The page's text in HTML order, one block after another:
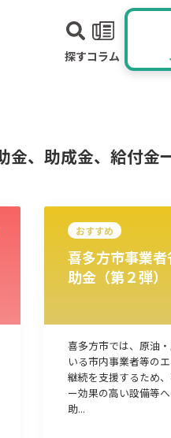
探すコラム
宿泊･旅館業 その他
産 起業・創業 事業承継
金、助成金、給付金
おすすめ
喜多方市事業
助金（第２弾）
喜多方市では、原油
いる市内事業者等の
継続を支援するため
ー効果の高い設備等
助...